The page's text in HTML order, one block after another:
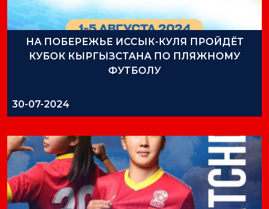
НА ПОБЕРЕЖЬЕ ИССЫК-КУЛЯ ПРОЙДЁТ
КУБОК КЫРГЫЗСТАНА ПО ПЛЯЖНОМУ
ФУТБОЛУ
30-07-2024